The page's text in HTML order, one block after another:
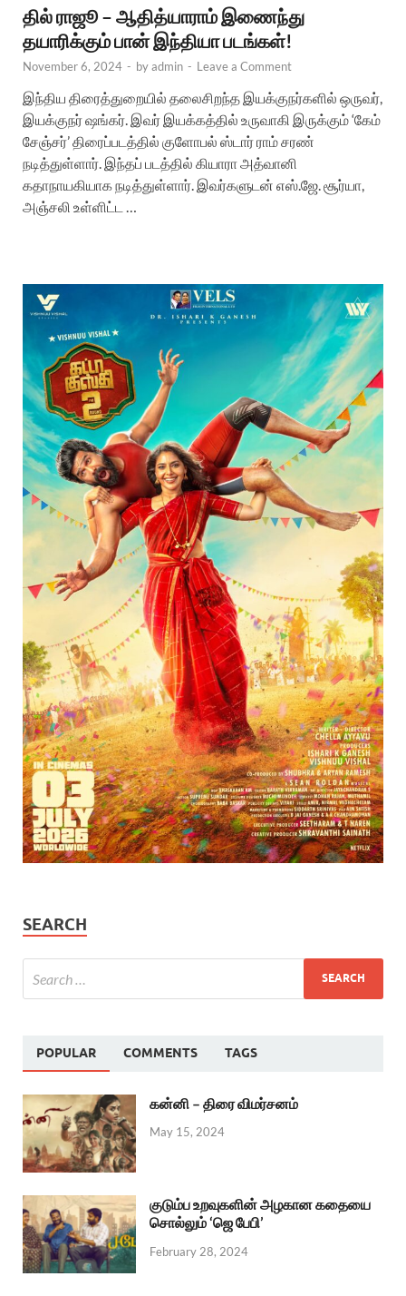
தில் ராஜூ – ஆதித்யாராம் இணைந்து
தயாரிக்கும் பான் இந்தியா படங்கள்!
November 6, 2024 - byadmin - Leave a Comment
இந்திய திரைத்துறையில் தலைசிறந்த இயக்குநர்களில் ஒருவர்,
இயக்குநர் ஷங்கர். இவர் இயக்கத்தில் உருவாகி இருக்கும் ‘கேம்
சேஞ்சர்’ திரைப்படத்தில் குளோபல் ஸ்டார் ராம் சரண்
நடித்துள்ளார். இந்தப் படத்தில் கியாரா அத்வானி
கதாநாயகியாக நடித்துள்ளார். இவர்களுடன் எஸ்.ஜே. சூர்யா,
அஞ்சலி உள்ளிட்ட …
SEARCH
POPULAR COMMENTS TAGS
கன்னி – திரை விமர்சனம்
May 15, 2024
குடும்ப உறவுகளின் அழகான கதையை
சொல்லும் ‘ஜெ பேபி’
February 28, 2024